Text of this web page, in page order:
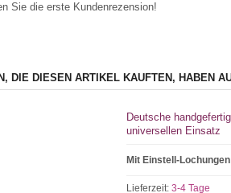
Sie die erste Kundenrezension!
DIE DIESEN ARTIKEL KAUFTEN, HABEN
Deutsche
universellen Einsatz
Mit Einstell-
Lieferzeit:3-4 Tage